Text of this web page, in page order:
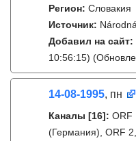
Регион: Словакия
Источник:
Добавил на сайт:
10:56:15)
14-08-1995, пн
Каналы [16]: ORF
(Германия), ORF